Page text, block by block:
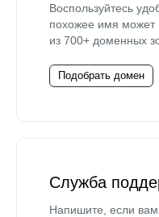
Воспользуйтесь
похожее имя может
из 700+ доменных
Подобрать домен
Служба
Напишите, если